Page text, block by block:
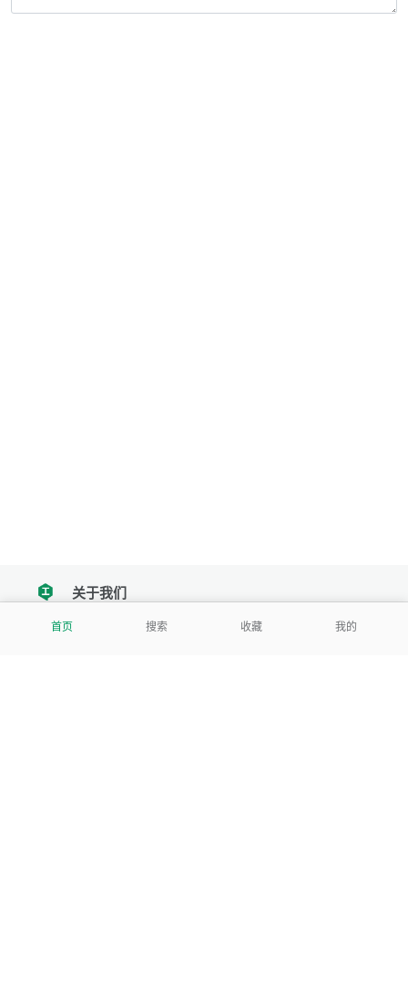
首页 搜索 收藏 我的
tencent关于我们
我们努力把每一个工具做成批量处理的产品